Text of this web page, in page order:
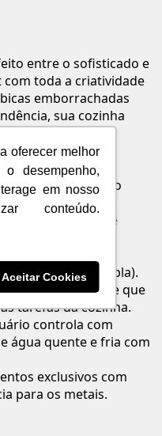
oferecer melhor
o desempenho,
em nosso
conteúdo.
Aceitar Cookies
entre o sofisticado e
toda a criatividade
emborrachadas
sua cozinha
que vão além do
só estilo: o seu.
de jato: um
e outro delicado
do fluxo de
ao
de cuba
e da cuba dupla).
de longo alcance que
tarefas da cozinha.
controla com
água quente e fria com
exclusivos com
para os metais.